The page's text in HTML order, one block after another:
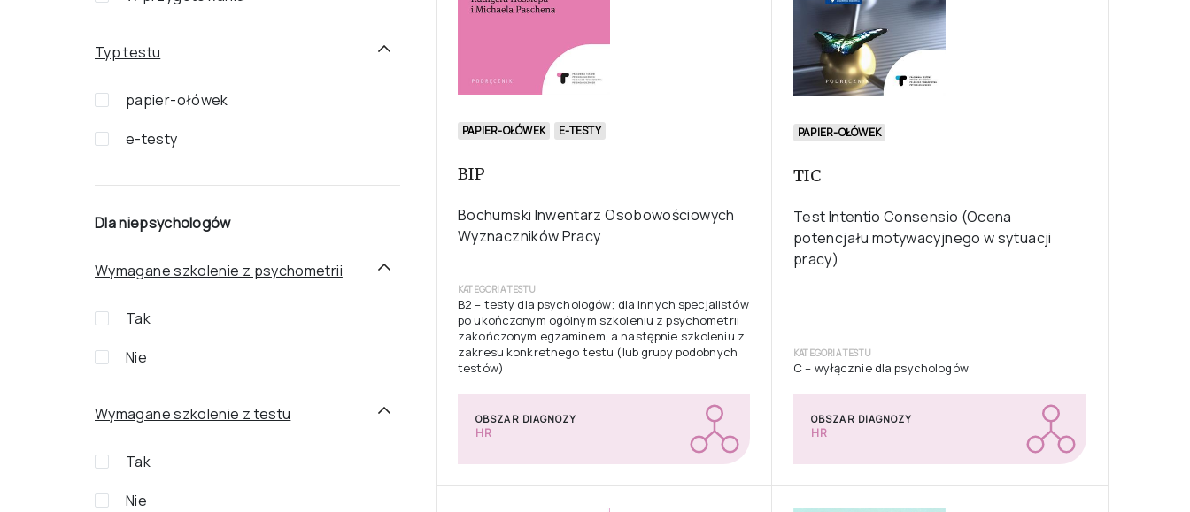
Typ testu
papier-ołówek
e-testy
Dla niepsychologów
Wymagane szkolenie z psychometrii
Tak
Nie
Wymagane szkolenie z testu
Tak
Nie
PAPIER-OŁÓWEK E-TESTY
BIP
Bochumski Inwentarz Osobowościowych
Wyznaczników Pracy
KATEGORIA TESTU
B2 – testy dla psychologów; dla innych specjalistów
po ukończonym ogólnym szkoleniu z psychometrii
zakończonym egzaminem, a następnie szkoleniu z
zakresu konkretnego testu (lub grupy podobnych
testów)
OBSZAR DIAGNOZY
HR
PAPIER-OŁÓWEK
TIC
Test Intentio Consensio (Ocena
potencjału motywacyjnego w sytuacji
pracy)
KATEGORIA TESTU
C – wyłącznie dla psychologów
OBSZAR DIAGNOZY
HR